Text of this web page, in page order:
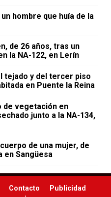
hombre que huía de la
de 26 años, tras un
la NA-122, en Lerín
tejado y del tercer piso
en Puente la Reina
de vegetación en
junto a la NA-134,
de una mujer, de
en Sangüesa
Contacto
Publicidad